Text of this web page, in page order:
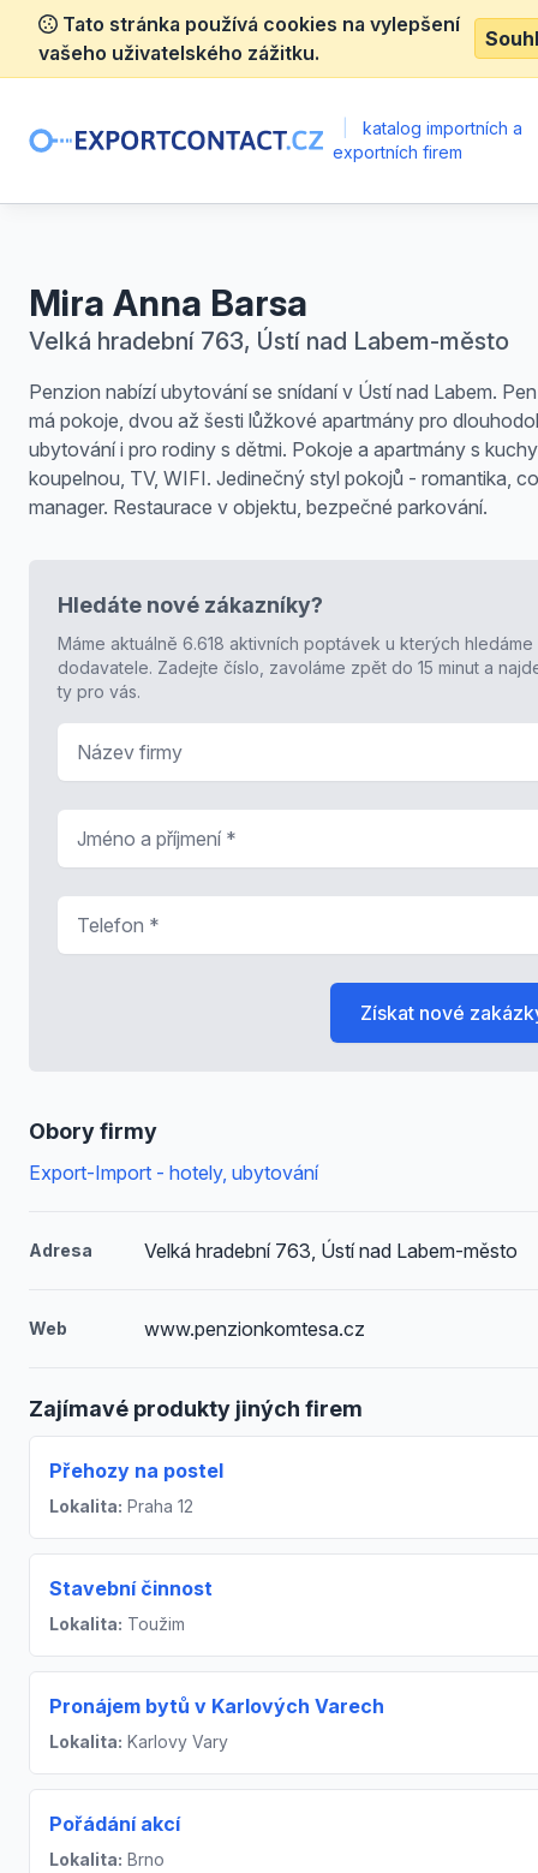
Tato stránka používá cookies na vylepšení
vašeho uživatelského zážitku.
katalog importních a
exportních firem
Mira Anna Barsa
Velká hradební 763, Ústí nad Labem-město
Penzion nabízí ubytování se snídaní v Ústí nad Labem.
má pokoje, dvou až šesti lůžkové apartmány pro
ubytování i pro rodiny s dětmi. Pokoje a apartmány s
koupelnou, TV, WIFI. Jedinečný styl pokojů - romantika,
manager. Restaurace v objektu, bezpečné parkování.
Obory firmy
Export-Import - hotely, ubytování
Adresa Velká hradební 763, Ústí nad Labem-město
Web www.penzionkomtesa.cz
Zajímavé produkty jiných firem
Přehozy na postel
Lokalita: Praha 12
Stavební činnost
Lokalita: Toužim
Pronájem bytů v Karlových Varech
Lokalita: Karlovy Vary
Pořádání akcí
Lokalita: Brno
Hledáte nové zákazníky?
Máme aktuálně 6.618 aktivních poptávek u kterých hledáme
dodavatele. Zadejte číslo, zavoláme zpět do 15 minut a
ty pro vás.
Získat nové